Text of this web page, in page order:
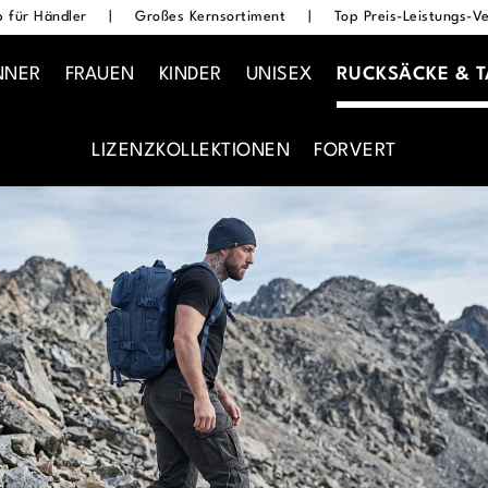
für Händler Großes Kernsortiment Top Preis-Leistungs-
FRAUEN KINDER UNISEX RUCKSÄCKE &
LIZENZKOLLEKTIONEN FORVERT